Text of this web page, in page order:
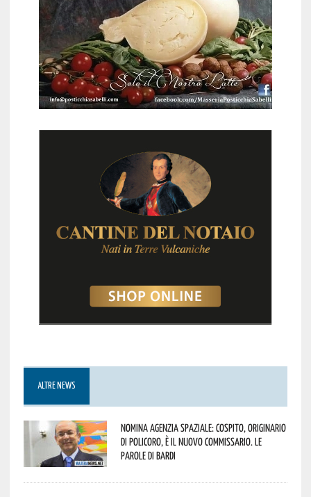
ALTRE NEWS
Nomina Agenzia Spaziale: Cospito, originario
di Policoro, è il nuovo commissario. Le
parole di Bardi